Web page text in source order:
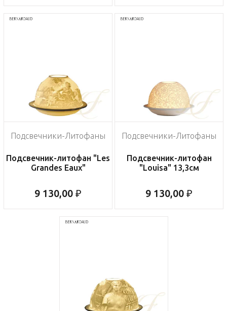
Подсвечники-Литофаны
Подсвечник-литофан "Les
Grandes Eaux"
9 130,00 ₽
Подсвечники-Литофаны
Подсвечник-литофан
"Louisa" 13,3см
9 130,00 ₽